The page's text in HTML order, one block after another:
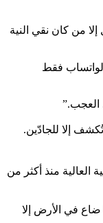
من كان نقي النية
فقط
العجب.”
إلا للجادّين.
العالية منذ أكثر من
ضاع في الأرض إلا